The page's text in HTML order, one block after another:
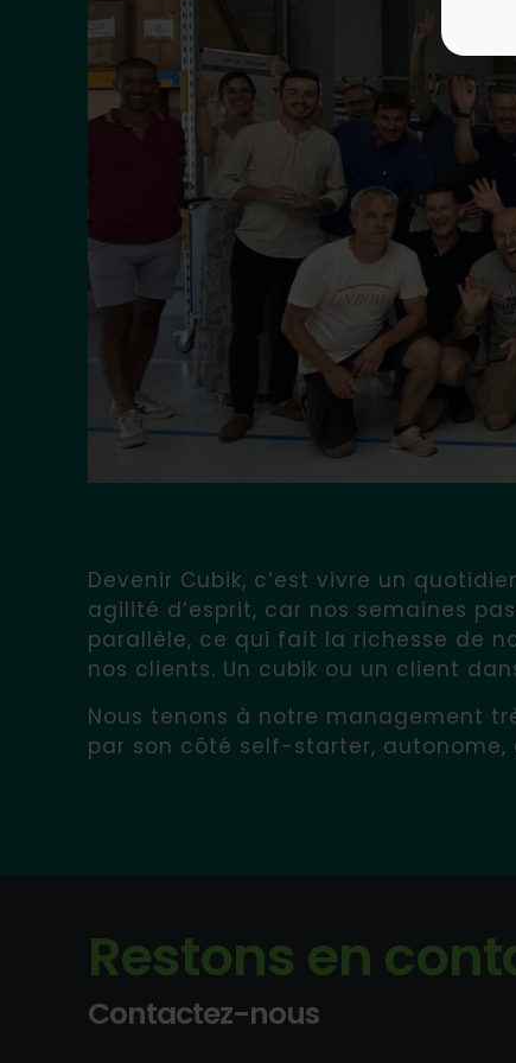
Devenir Cubik, c’est vivre un
agilité d’esprit, car nos semaines
parallèle, ce qui fait la richesse de
nos clients. Un cubik ou un client
Nous tenons à notre management
par son côté self-starter, autonome,
Restons en
Contactez-nous